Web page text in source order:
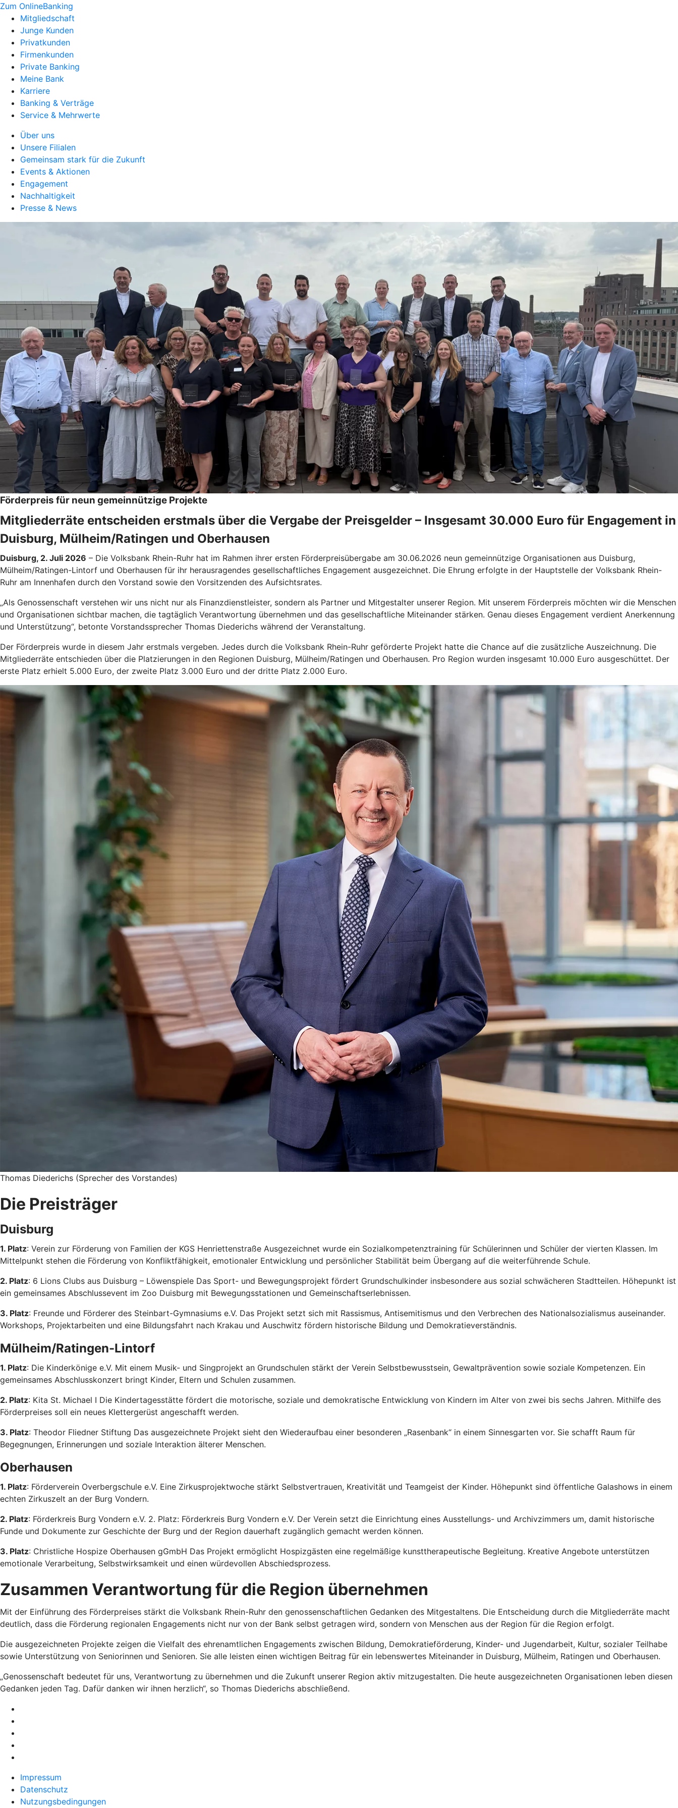
Zum OnlineBanking
Mitgliedschaft
Junge Kunden
Privatkunden
Firmenkunden
Private Banking
Meine Bank
Karriere
Banking & Verträge
Service & Mehrwerte
Über uns
Unsere Filialen
Gemeinsam stark für die Zukunft
Events & Aktionen
Engagement
Nachhaltigkeit
Presse & News
Förderpreis für neun gemeinnützige Projekte
Mitgliederräte entscheiden erstmals über die Vergabe der Preisgelder – Insgesamt 30.000 Euro für Engagement in
Duisburg, Mülheim/Ratingen und Oberhausen
Duisburg, 2. Juli 2026 – Die Volksbank Rhein-Ruhr hat im Rahmen ihrer ersten Förderpreisübergabe am 30.06.2026 neun gemeinnützige Organisationen aus Duisburg,
Mülheim/Ratingen-Lintorf und Oberhausen für ihr herausragendes gesellschaftliches Engagement ausgezeichnet. Die Ehrung erfolgte in der Hauptstelle der Volksbank Rhein-
Ruhr am Innenhafen durch den Vorstand sowie den Vorsitzenden des Aufsichtsrates.
„Als Genossenschaft verstehen wir uns nicht nur als Finanzdienstleister, sondern als Partner und Mitgestalter unserer Region. Mit unserem Förderpreis möchten wir die Menschen
und Organisationen sichtbar machen, die tagtäglich Verantwortung übernehmen und das gesellschaftliche Miteinander stärken. Genau dieses Engagement verdient Anerkennung
und Unterstützung“, betonte Vorstandssprecher Thomas Diederichs während der Veranstaltung.
Der Förderpreis wurde in diesem Jahr erstmals vergeben. Jedes durch die Volksbank Rhein-Ruhr geförderte Projekt hatte die Chance auf die zusätzliche Auszeichnung. Die
Mitgliederräte entschieden über die Platzierungen in den Regionen Duisburg, Mülheim/Ratingen und Oberhausen. Pro Region wurden insgesamt 10.000 Euro ausgeschüttet. Der
erste Platz erhielt 5.000 Euro, der zweite Platz 3.000 Euro und der dritte Platz 2.000 Euro.
Thomas Diederichs (Sprecher des Vorstandes)
Die Preisträger
Duisburg
1. Platz: Verein zur Förderung von Familien der KGS Henriettenstraße Ausgezeichnet wurde ein Sozialkompetenztraining für Schülerinnen und Schüler der vierten Klassen. Im
Mittelpunkt stehen die Förderung von Konfliktfähigkeit, emotionaler Entwicklung und persönlicher Stabilität beim Übergang auf die weiterführende Schule.
2. Platz: 6 Lions Clubs aus Duisburg – Löwenspiele Das Sport- und Bewegungsprojekt fördert Grundschulkinder insbesondere aus sozial schwächeren Stadtteilen. Höhepunkt ist
ein gemeinsames Abschlussevent im Zoo Duisburg mit Bewegungsstationen und Gemeinschaftserlebnissen.
3. Platz: Freunde und Förderer des Steinbart-Gymnasiums e.V. Das Projekt setzt sich mit Rassismus, Antisemitismus und den Verbrechen des Nationalsozialismus auseinander.
Workshops, Projektarbeiten und eine Bildungsfahrt nach Krakau und Auschwitz fördern historische Bildung und Demokratieverständnis.
Mülheim/Ratingen-Lintorf
1. Platz: Die Kinderkönige e.V. Mit einem Musik- und Singprojekt an Grundschulen stärkt der Verein Selbstbewusstsein, Gewaltprävention sowie soziale Kompetenzen. Ein
gemeinsames Abschlusskonzert bringt Kinder, Eltern und Schulen zusammen.
2. Platz: Kita St. Michael I Die Kindertagesstätte fördert die motorische, soziale und demokratische Entwicklung von Kindern im Alter von zwei bis sechs Jahren. Mithilfe des
Förderpreises soll ein neues Klettergerüst angeschafft werden.
3. Platz: Theodor Fliedner Stiftung Das ausgezeichnete Projekt sieht den Wiederaufbau einer besonderen „Rasenbank“ in einem Sinnesgarten vor. Sie schafft Raum für
Begegnungen, Erinnerungen und soziale Interaktion älterer Menschen.
Oberhausen
1. Platz: Förderverein Overbergschule e.V. Eine Zirkusprojektwoche stärkt Selbstvertrauen, Kreativität und Teamgeist der Kinder. Höhepunkt sind öffentliche Galashows in einem
echten Zirkuszelt an der Burg Vondern.
2. Platz: Förderkreis Burg Vondern e.V. 2. Platz: Förderkreis Burg Vondern e.V. Der Verein setzt die Einrichtung eines Ausstellungs- und Archivzimmers um, damit historische
Funde und Dokumente zur Geschichte der Burg und der Region dauerhaft zugänglich gemacht werden können.
3. Platz: Christliche Hospize Oberhausen gGmbH Das Projekt ermöglicht Hospizgästen eine regelmäßige kunsttherapeutische Begleitung. Kreative Angebote unterstützen
emotionale Verarbeitung, Selbstwirksamkeit und einen würdevollen Abschiedsprozess.
Zusammen Verantwortung für die Region übernehmen
Mit der Einführung des Förderpreises stärkt die Volksbank Rhein-Ruhr den genossenschaftlichen Gedanken des Mitgestaltens. Die Entscheidung durch die Mitgliederräte macht
deutlich, dass die Förderung regionalen Engagements nicht nur von der Bank selbst getragen wird, sondern von Menschen aus der Region für die Region erfolgt.
Die ausgezeichneten Projekte zeigen die Vielfalt des ehrenamtlichen Engagements zwischen Bildung, Demokratieförderung, Kinder- und Jugendarbeit, Kultur, sozialer Teilhabe
sowie Unterstützung von Seniorinnen und Senioren. Sie alle leisten einen wichtigen Beitrag für ein lebenswertes Miteinander in Duisburg, Mülheim, Ratingen und Oberhausen.
„Genossenschaft bedeutet für uns, Verantwortung zu übernehmen und die Zukunft unserer Region aktiv mitzugestalten. Die heute ausgezeichneten Organisationen leben diesen
Gedanken jeden Tag. Dafür danken wir ihnen herzlich“, so Thomas Diederichs abschließend.
Impressum
Datenschutz
Nutzungsbedingungen